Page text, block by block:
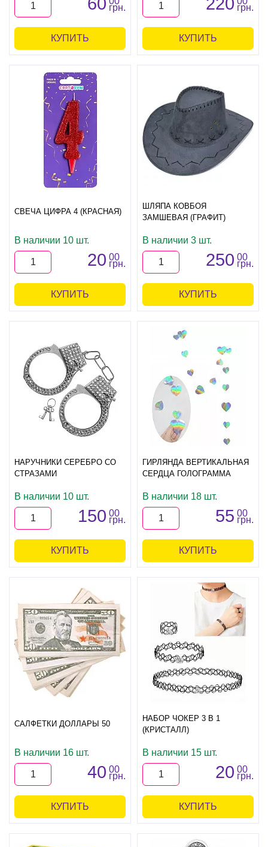
грн.
КУПИТЬ
грн.
КУПИТЬ
СВЕЧА ЦИФРА 4 (КРАСНАЯ)
В наличии 10 шт.
20 00
грн.
КУПИТЬ
ШЛЯПА КОВБОЯ
ЗАМШЕВАЯ (ГРАФИТ)
В наличии 3 шт.
250 00
грн.
КУПИТЬ
НАРУЧНИКИ СЕРЕБРО СО
СТРАЗАМИ
В наличии 10 шт.
150 00
грн.
КУПИТЬ
ГИРЛЯНДА ВЕРТИКАЛЬНАЯ
СЕРДЦА ГОЛОГРАММА
В наличии 18 шт.
55 00
грн.
КУПИТЬ
САЛФЕТКИ ДОЛЛАРЫ 50
В наличии 16 шт.
40 00
грн.
КУПИТЬ
НАБОР ЧОКЕР 3 В 1
(КРИСТАЛЛ)
В наличии 15 шт.
20 00
грн.
КУПИТЬ